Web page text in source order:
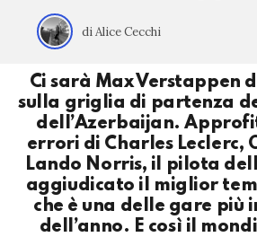
di Alice Cecchi
Ci sarà Max Verstappen
sulla griglia di partenza
dell’Azerbaijan.
errori di Charles Leclerc,
Lando Norris, il pilota
aggiudicato il miglior
che è una delle gare più
dell’anno. E così il